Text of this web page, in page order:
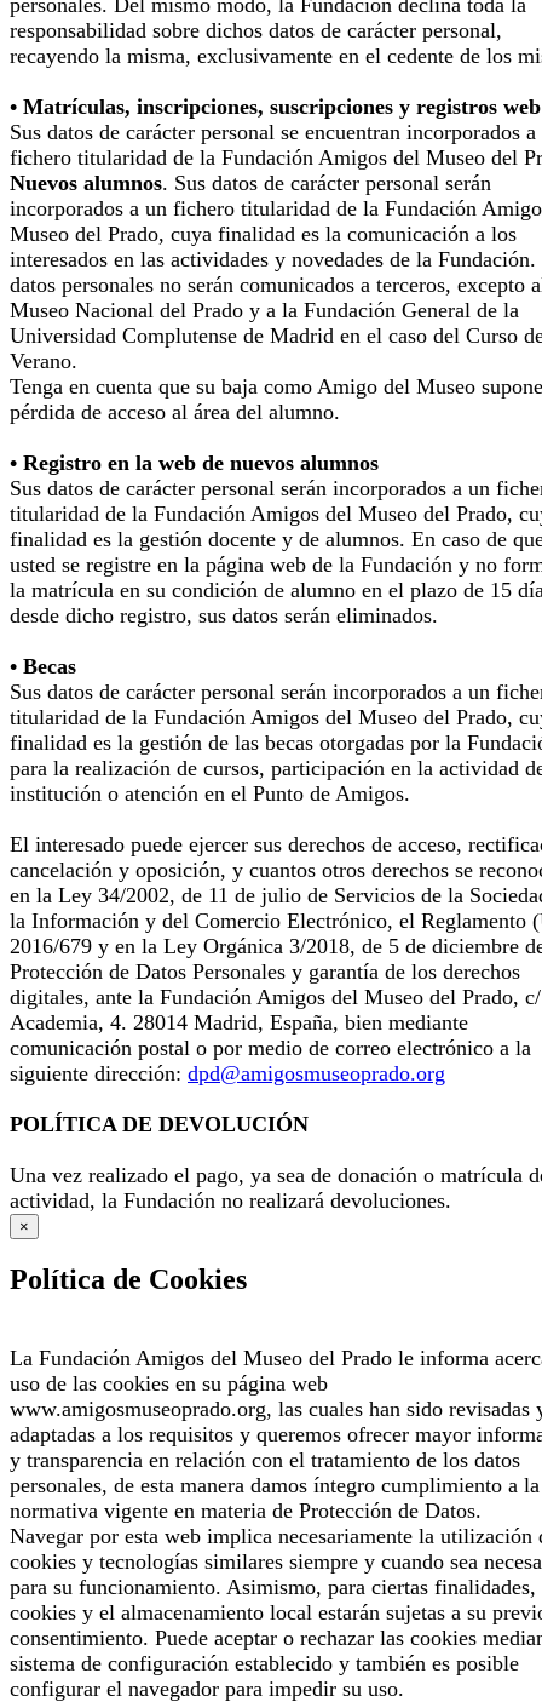
responsabilidad sobre dichos datos de carácter personal,
recayendo la misma, exclusivamente en el cedente de los
• Matrículas, inscripciones, suscripciones y registros web
Sus datos de carácter personal se encuentran incorporados a
fichero titularidad de la Fundación Amigos del Museo del
Nuevos alumnos. Sus datos de carácter personal serán
incorporados a un fichero titularidad de la Fundación
Museo del Prado, cuya finalidad es la comunicación a los
interesados en las actividades y novedades de la Fundación.
datos personales no serán comunicados a terceros, excepto
Museo Nacional del Prado y a la Fundación General de la
Universidad Complutense de Madrid en el caso del Curso
Verano.
Tenga en cuenta que su baja como Amigo del Museo
pérdida de acceso al área del alumno.
• Registro en la web de nuevos alumnos
Sus datos de carácter personal serán incorporados a un
titularidad de la Fundación Amigos del Museo del Prado,
finalidad es la gestión docente y de alumnos. En caso de
usted se registre en la página web de la Fundación y no
la matrícula en su condición de alumno en el plazo de 15
desde dicho registro, sus datos serán eliminados.
• Becas
Sus datos de carácter personal serán incorporados a un
titularidad de la Fundación Amigos del Museo del Prado,
finalidad es la gestión de las becas otorgadas por la
para la realización de cursos, participación en la actividad
institución o atención en el Punto de Amigos.
El interesado puede ejercer sus derechos de acceso,
cancelación y oposición, y cuantos otros derechos se
en la Ley 34/2002, de 11 de julio de Servicios de la
la Información y del Comercio Electrónico, el Reglamento
2016/679 y en la Ley Orgánica 3/2018, de 5 de diciembre
Protección de Datos Personales y garantía de los derechos
digitales, ante la Fundación Amigos del Museo del Prado,
Academia, 4. 28014 Madrid, España, bien mediante
comunicación postal o por medio de correo electrónico a la
siguiente dirección: dpd@amigosmuseoprado.org
POLÍTICA DE DEVOLUCIÓN
Una vez realizado el pago, ya sea de donación o matrícula
actividad, la Fundación no realizará devoluciones.
×
Política de Cookies
La Fundación Amigos del Museo del Prado le informa
uso de las cookies en su página web
www.amigosmuseoprado.org, las cuales han sido revisadas
adaptadas a los requisitos y queremos ofrecer mayor
y transparencia en relación con el tratamiento de los datos
personales, de esta manera damos íntegro cumplimiento a la
normativa vigente en materia de Protección de Datos.
Navegar por esta web implica necesariamente la utilización
cookies y tecnologías similares siempre y cuando sea
para su funcionamiento. Asimismo, para ciertas finalidades,
cookies y el almacenamiento local estarán sujetas a su
consentimiento. Puede aceptar o rechazar las cookies
sistema de configuración establecido y también es posible
configurar el navegador para impedir su uso.